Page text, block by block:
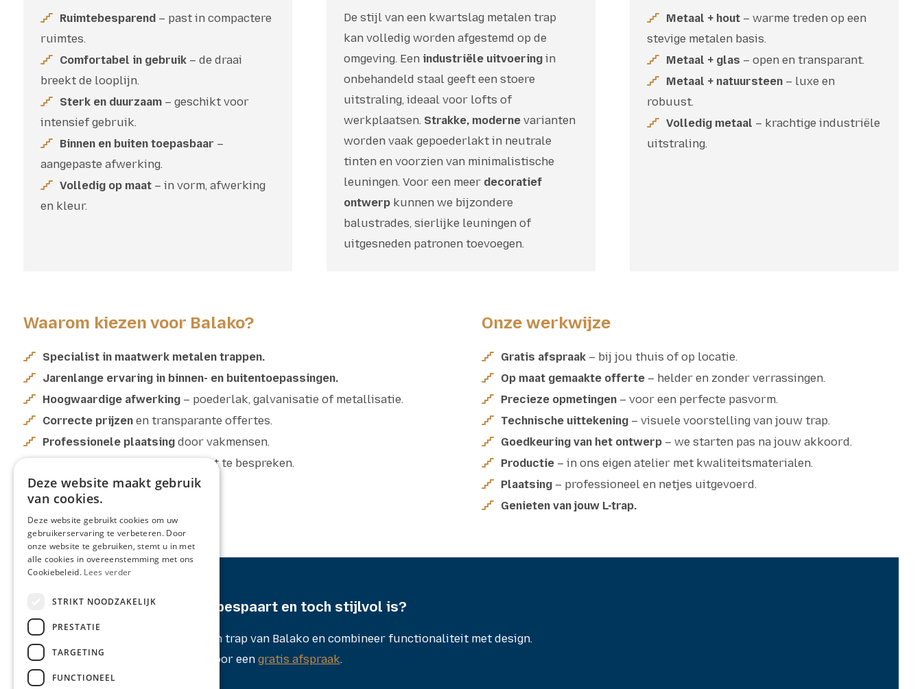
Ruimtebesparend – past in compactere
ruimtes.
Comfortabel in gebruik– de draai
breekt de looplijn.
Sterk en duurzaam– geschikt voor
intensief gebruik.
Binnen en buiten toepasbaar –
aangepaste afwerking.
Volledig op maat– in vorm, afwerking
en kleur.
De stijl van een kwartslag metalen trap
kan volledig worden afgestemd op de
omgeving. Een industriële uitvoeringin
onbehandeld staal geeft een stoere
uitstraling, ideaal voor lofts of
werkplaatsen. Strakke, modernevarianten
worden vaak gepoederlakt in neutrale
tinten en voorzien van minimalistische
leuningen. Voor een meer decoratief
ontwerpkunnen we bijzondere
balustrades, sierlijke leuningen of
uitgesneden patronen toevoegen.
Metaal + hout – warme treden op een
stevige metalen basis.
Metaal + glas – open en transparant.
Metaal + natuursteen – luxe en
robuust.
Volledig metaal – krachtige industriële
uitstraling.
Waarom kiezen voor Balako?
Specialist in maatwerk metalen trappen.
Jarenlange ervaring in binnen- en buitentoepassingen.
Hoogwaardige afwerking– poederlak, galvanisatie of metallisatie.
Correcte prijzenen transparante offertes.
Professionele plaatsingdoor vakmensen.
om jouw project te bespreken.
Onze werkwijze
Gratis afspraak– bij jou thuis of op locatie.
Op maat gemaakte offerte– helder en zonder verrassingen.
Precieze opmetingen– voor een perfecte pasvorm.
Technische uittekening– visuele voorstelling van jouw trap.
Goedkeuring van het ontwerp– we starten pas na jouw akkoord.
Productie – in ons eigen atelier met kwaliteitsmaterialen.
Plaatsing – professioneel en netjes uitgevoerd.
Genieten van jouw L-trap.
Wil jij een trap die ruimte bespaart en toch stijlvol is?
Kies voor een kwartslag metalen trap van Balako en combineer functionaliteit met design.
Neem vandaag nog
op voor een gratis afspraak.
Deze website maakt gebruik
van cookies.
Deze website gebruikt cookies om uw
gebruikerservaring te verbeteren. Door
onze website te gebruiken, stemt u in met
alle cookies in overeenstemming met ons
Cookiebeleid. Lees verder
STRIKT NOODZAKELIJK
PRESTATIE
TARGETING
FUNCTIONEEL